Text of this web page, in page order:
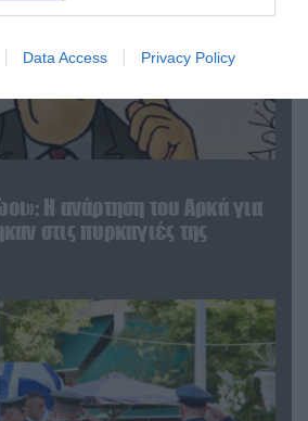
Data Access Privacy Policy
Η ανάρτηση του Αρκά για
στις πυρκαγιές της